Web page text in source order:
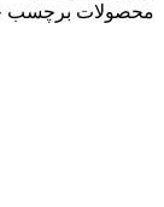
محصولات برچسب